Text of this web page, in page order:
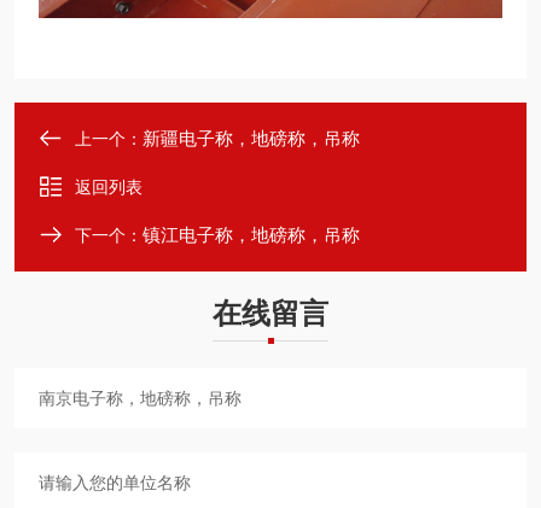
上一个： 新疆电子称，地磅称，吊称
返回列表
下一个： 镇江电子称，地磅称，吊称
在线留言